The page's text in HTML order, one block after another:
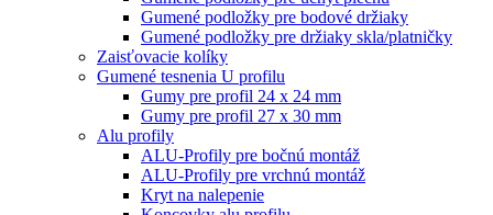
Gumené podložky pre bodové držiaky
Gumené podložky pre držiaky skla/platničky
Zaisťovacie kolíky
Gumené tesnenia U profilu
Gumy pre profil 24 x 24 mm
Gumy pre profil 27 x 30 mm
Alu profily
ALU-Profily pre bočnú montáž
ALU-Profily pre vrchnú montáž
Kryt na nalepenie